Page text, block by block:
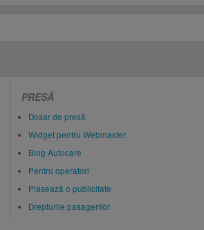
PRESĂ
Dosar de presă
Widget pentru Webmaster
Blog Autocare
Pentru operatori
Plasează o publicitate
Drepturile pasagerilor